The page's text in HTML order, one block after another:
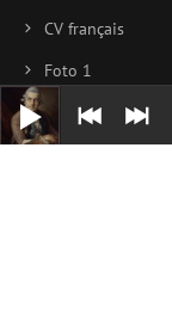
Audio-
Player
CV français
Foto 1
Foto 2